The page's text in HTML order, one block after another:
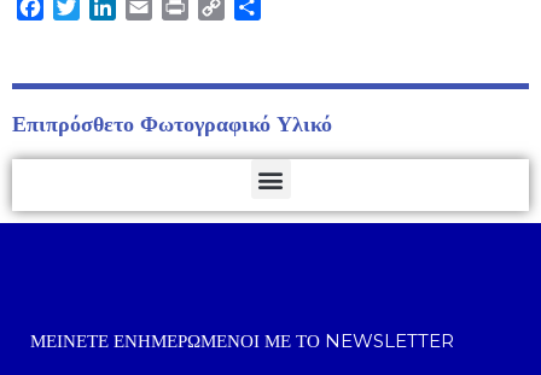
Facebook
TwitterLinkedIn
EmailPrint Copy
Επιπρόσθετο Φωτογραφικό Υλικό
ΜΕΊΝΕΤΕ ΕΝΗΜΕΡΩΜΈΝΟΙ ΜΕ ΤΟ NEWSLETTER